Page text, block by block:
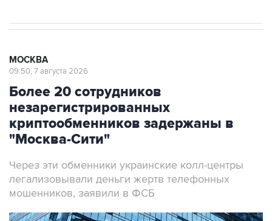
Более 20 сотрудников
незарегистрированных
криптообменников задержаны в
"Москва-Сити"
Через эти обменники украинские колл-центры
мошенников, заявили в ФСБ